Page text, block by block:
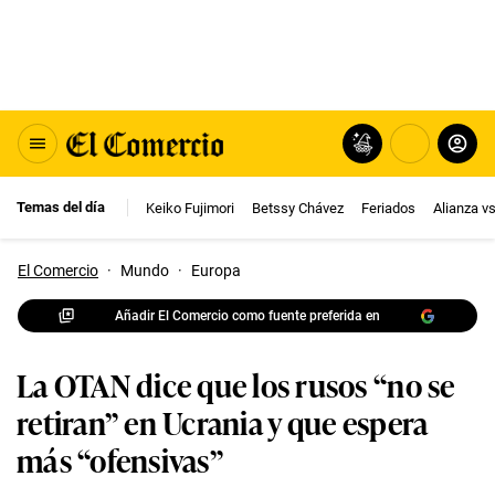
Temas del día Keiko Fujimori Betssy Chávez Feriados Alianza
El Comercio · Mundo · Europa
Añadir El Comercio como fuente preferida en
La OTAN dice que los rusos “no se
retiran” en Ucrania y que espera
más “ofensivas”